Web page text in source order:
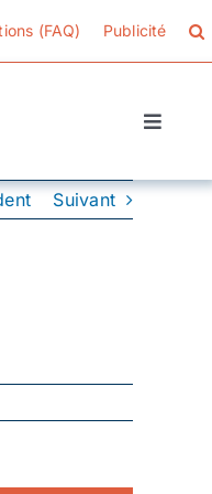
(FAQ) Publicité
Toggle
Suivant